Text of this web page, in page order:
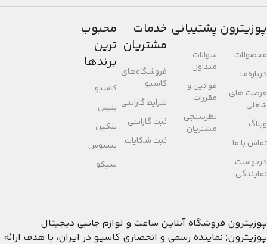
پوزیترون
محصولات
درباره‌مـا
فرصت های
شغلی
وبلاگ
تماس با ما
درخواست
نمایندگی
پشتیبانی
سوالات
متداول
قوانین و
مقررات
نظرسنجی
مشتریان
خدمات
مشتریان
فروشگاه‌های
کاسیو
شرایط گارانتی
ثبت گارانتی
ثبت شکایات
محبوب
ترین
برندها
کاسیو
پلیس
بلکین
بیسوس
سیکو
پوزیترون فروشگاه آنلاین ساعت و لوازم جانبی دیجیتال
پوزیترون; نماینده رسمی و انحصاری کاسیو در ایران، با هدف ارائه